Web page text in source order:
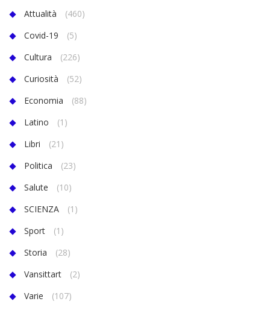
Attualità
(460)
Covid-19
(5)
Cultura
(226)
Curiosità
(52)
Economia
(88)
Latino
(1)
Libri
(21)
Politica
(23)
Salute
(10)
SCIENZA
(1)
Sport
(1)
Storia
(28)
Vansittart
(2)
Varie
(107)